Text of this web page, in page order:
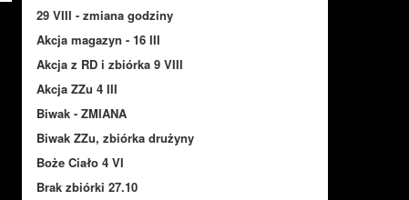
29 VIII - zmiana godziny
Akcja magazyn - 16 III
Akcja z RD i zbiórka 9 VIII
Akcja ZZu 4 III
Biwak - ZMIANA
Biwak ZZu, zbiórka drużyny
Boże Ciało 4 VI
Brak zbiórki 27.10